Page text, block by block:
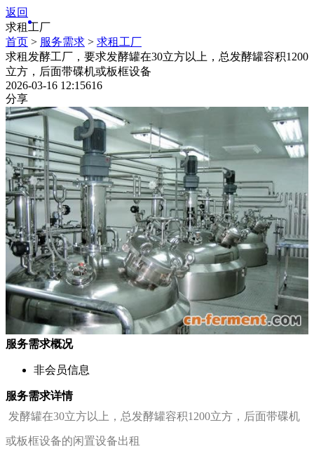
返回
求租工厂
首页 > 服务需求 > 求租工厂
求租发酵工厂，要求发酵罐在30立方以上，总发酵罐容积1200
立方，后面带碟机或板框设备
2026-03-16 12:15616
分享
服务需求概况
非会员信息
服务需求详情
发酵罐在30立方以上，总发酵罐容积1200立方，后面带碟机
或板框设备的闲置设备出租